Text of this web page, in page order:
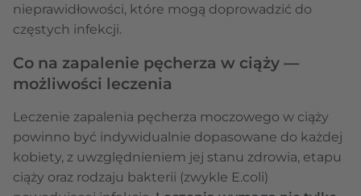
nieprawidłowości, które mogą doprowadzić do
częstych infekcji.
Co na zapalenie pęcherza w ciąży —
możliwości leczenia
Leczenie zapalenia pęcherza moczowego w ciąży
powinno być indywidualnie dopasowane do każdej
kobiety, z uwzględnieniem jej stanu zdrowia, etapu
ciąży oraz rodzaju bakterii (zwykle E.coli)